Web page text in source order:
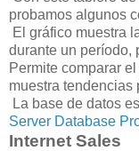
probamos algunos
El gráfico muestra
durante un período,
Permite comparar
muestra tendencias
La base de datos
Server Database
Internet Sales